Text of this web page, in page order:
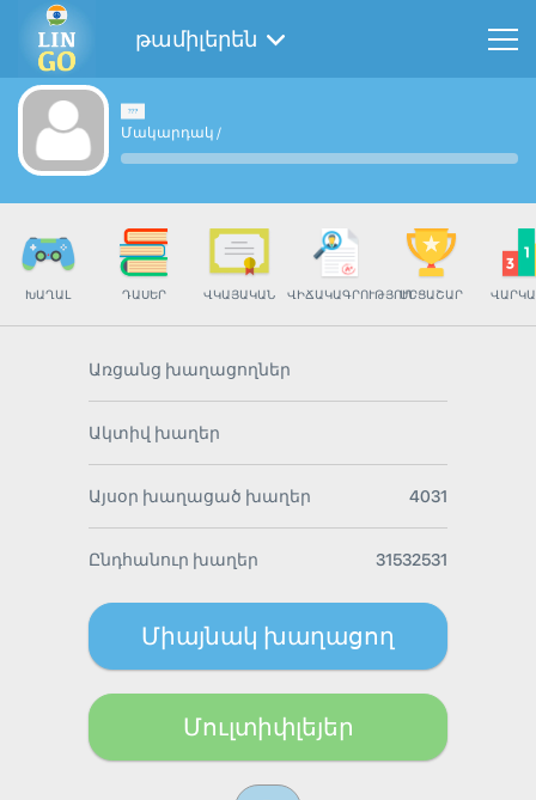
թամիլերեն
Մակարդակ /
ԽԱՂԱԼ ԴԱՍԵՐ ՎԿԱՅԱԿԱՆ ՎԻՃԱԿԱԳՐՈՒԹՅՈՒՆՄՐՑԱՇԱՐ
Առցանց խաղացողներ
Ակտիվ խաղեր
Այսօր խաղացած խաղեր 4031
Ընդհանուր խաղեր 31532531
Միայնակ խաղացող
Մուլտիփլեյեր